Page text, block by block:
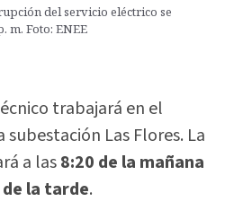
del servicio eléctrico se
m. Foto: ENEE
trabajará en el
Las Flores. La
a las8:20 de la mañana
la tarde.